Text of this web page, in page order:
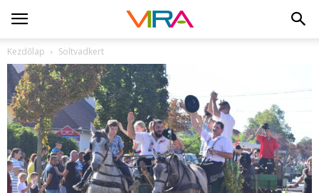
Kezdőlap Soltvadkert